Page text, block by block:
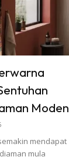
Moden
mendapat
mula